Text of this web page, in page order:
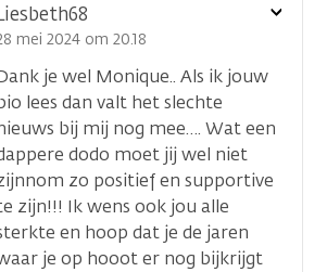
mei 2024 om 20.18
je wel Monique.. Als ik jouw
lees dan valt het slechte
bij mij nog mee…. Wat een
dodo moet jij wel niet
zo positief en supportive
zijn!!! Ik wens ook jou alle
en hoop dat je de jaren
je op hooot er nog bijkrijgt
Toon